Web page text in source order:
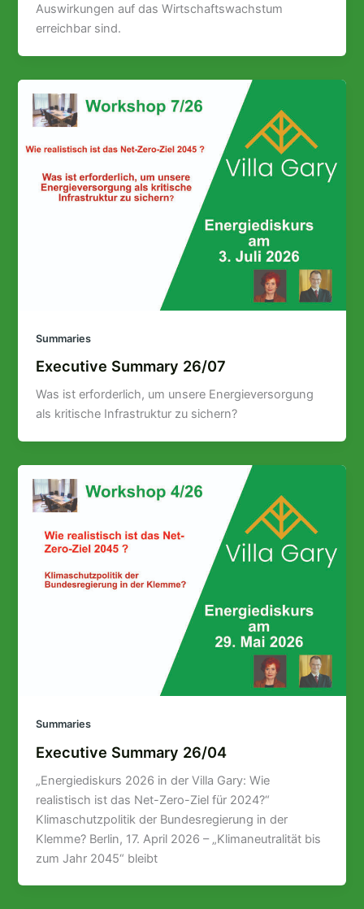
Auswirkungen auf das Wirtschaftswachstum
erreichbar sind.
Summaries
Executive Summary 26/07
Was ist erforderlich, um unsere Energieversorgung
als kritische Infrastruktur zu sichern?
Summaries
Executive Summary 26/04
„Energiediskurs 2026 in der Villa Gary: Wie
realistisch ist das Net-Zero-Ziel für 2024?“
Klimaschutzpolitik der Bundesregierung in der
Klemme? Berlin, 17. April 2026 – „Klimaneutralität bis
zum Jahr 2045“ bleibt